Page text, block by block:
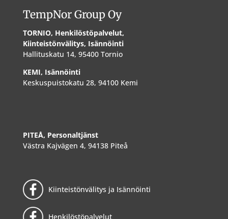
TempNor Group Oy
TORNIO, Henkilöstöpalvelut,
Kiinteistönvälitys, Isännöinti
Hallituskatu 14, 95400 Tornio
KEMI, Isännöinti
Keskuspuistokatu 28, 94100 Kemi
PITEÅ, Personaltjänst
Västra Kajvägen 4, 94138 Piteå
Kiinteistönvälitys ja Isännöinti
Henkilöstöpalvelut